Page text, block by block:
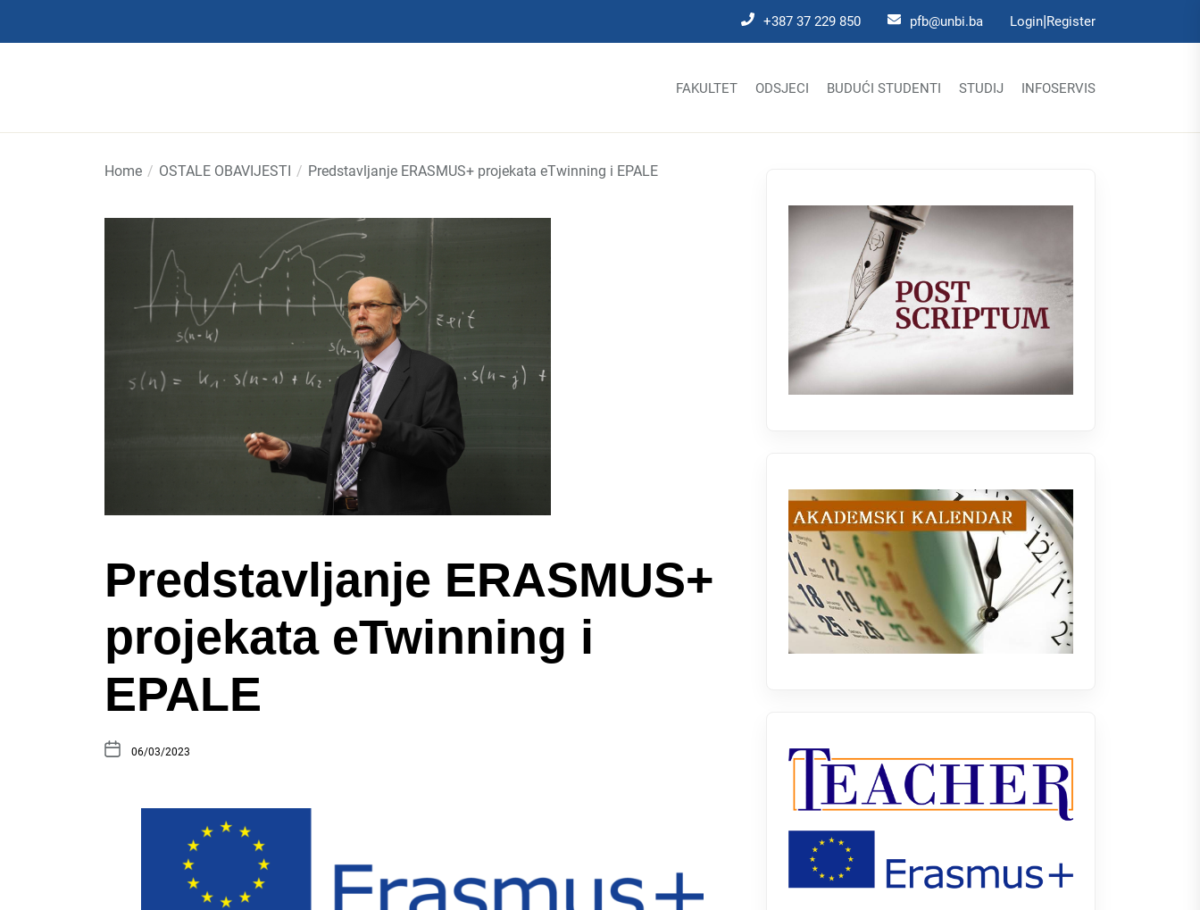
+387 37 229 850 pfb@unbi.ba Login|Register
FAKULTET ODSJECI BUDUĆI STUDENTI STUDIJ INFOSERVIS
Home OSTALE OBAVIJESTI Predstavljanje ERASMUS+ projekata eTwinning i EPALE
Predstavljanje ERASMUS+
projekata eTwinning i
EPALE
06/03/2023